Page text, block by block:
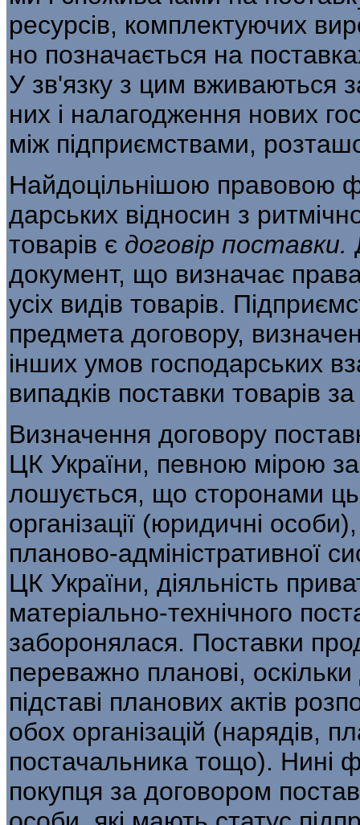
ресурсів, комплектуючих
но позначається на
У зв'язку з цим вживаються
них і налагодження нових
між підприємствами,
Найдоцільнішою правовою
дарських відносин з
товарів є договір поставки.
документ, що визначає
усіх видів товарів.
предмета догово­ру,
інших умов гос­подарських
випадків поставки товарів
Визначення договору
ЦК України, певною мірою
лошується, що сторонами
організації (юридичні
планово-адміністративної
ЦК України, діяльність
матеріально-технічного
заборонялася. По­ставки
переважно планові,
підставі планових актів
обох організацій (нарядів,
постачальника тощо). Нині
покупця за договором